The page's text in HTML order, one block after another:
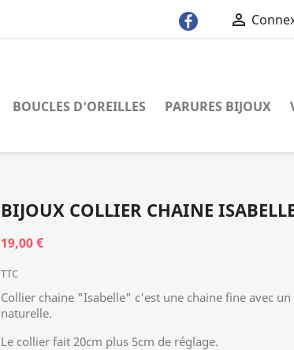

BOUCLES D'OREILLES PARURES BIJOUX
BIJOUX COLLIER CHAINE
19,00 €
TTC
Collier chaine "Isabelle" c'est une chaine fine avec
naturelle.
Le collier fait 20cm plus 5cm de réglage.